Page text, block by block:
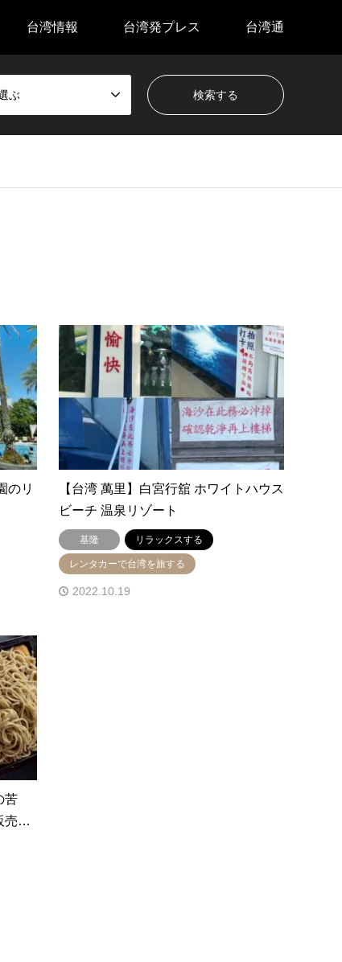
台湾情報 台湾発プレス 台湾通
ぶ
のリ
【台湾 萬里】白宮行舘 ホワイトハウス
ビーチ 温泉リゾート
基隆 リラックスする
レンタカーで台湾を旅する
2022.10.19
苦
売…